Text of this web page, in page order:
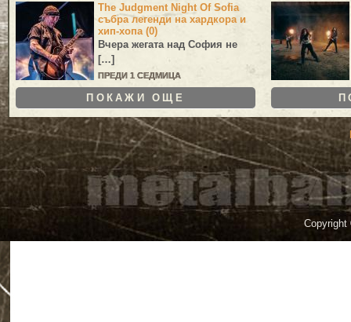
The Judgment Night Of Sofia
събра легенди на хардкора и
хип-хопа (0)
Вчера жегата над София не
[…]
ПРЕДИ 1 СЕДМИЦА
ПОКАЖИ ОЩЕ